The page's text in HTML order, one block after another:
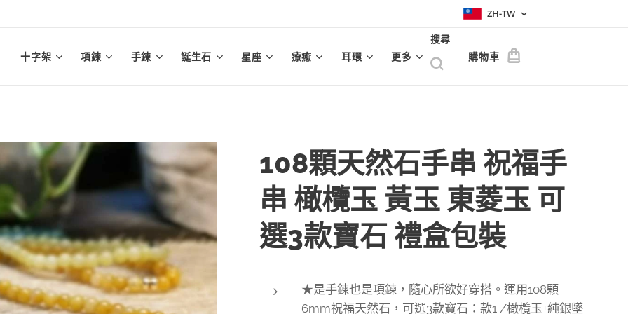
ZH-TW
十字架 項鍊 手鍊 誕生石 星座 療癒 耳環 更多
搜尋
購物車
108顆天然石手串 祝福手
串 橄欖玉 黃玉 東菱玉 可
選3款寶石 禮盒包裝
★是手鍊也是項鍊，隨心所欲好穿搭。運用108顆
6mm祝福天然石，可選3款寶石：款1 /橄欖玉+純銀墜